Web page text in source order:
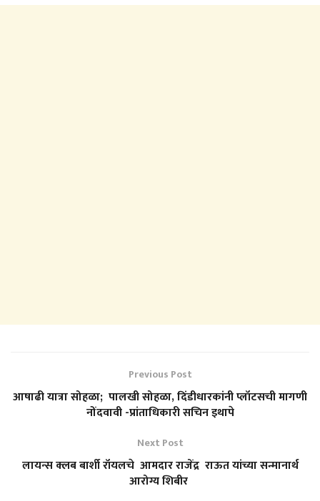
Previous Post
आषाढी यात्रा सोहळा; पालखी सोहळा, दिंडीधारकांनी प्लॉटसची मागणी
नोंदवावी -प्रांताधिकारी सचिन इथापे
Next Post
लायन्स क्लब बार्शी रॉयलचे आमदार राजेंद्र राऊत यांच्या सन्मानार्थ
आरोग्य शिबीर